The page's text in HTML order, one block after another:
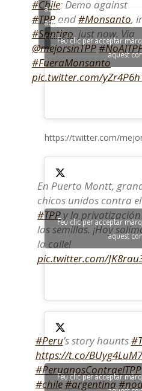
activar
aquest
contingut
#Chile: Demo against
#TPP and#Monsanto,
#Santigo, just now. Via
@mejorsinTPP
#FueraMonsanto
pic.twitter.com/
Feu clic per acceptar
aquest
https://twitter.com/
En Puerto Montt,
chicos unidos contra el
#TPPy la privatización
las semillas. ¡Hoy
la calle!
pic.twitter.com/
Feu clic per acceptar
aquest
#Peru’s story haunts
https://t.co/
#PeruanosContraelTPP
#chile#argentina
Feu clic per acceptar